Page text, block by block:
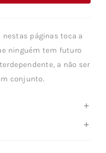
páginas toca a
ninguém tem futuro
a não ser
conjunto.